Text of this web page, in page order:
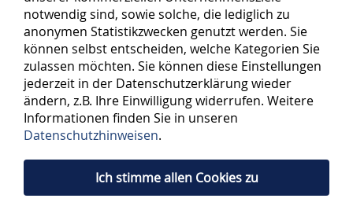
notwendig sind, sowie solche, die lediglich zu
anonymen Statistikzwecken genutzt werden. Sie
können selbst entscheiden, welche Kategorien Sie
zulassen möchten. Sie können diese Einstellungen
jederzeit in der Datenschutzerklärung wieder
ändern, z.B. Ihre Einwilligung widerrufen. Weitere
Informationen finden Sie in unseren
Datenschutzhinweisen.
Ich stimme allen Cookies zu